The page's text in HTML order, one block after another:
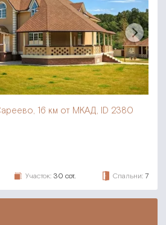
16 км от МКАД, ID 2380
Участок: 30 сот. Спальни: 7